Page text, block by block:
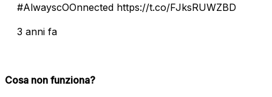
#AlwayscOOnnected https://t.co/FJksRUWZBD
3 anni fa
Cosa non funziona?